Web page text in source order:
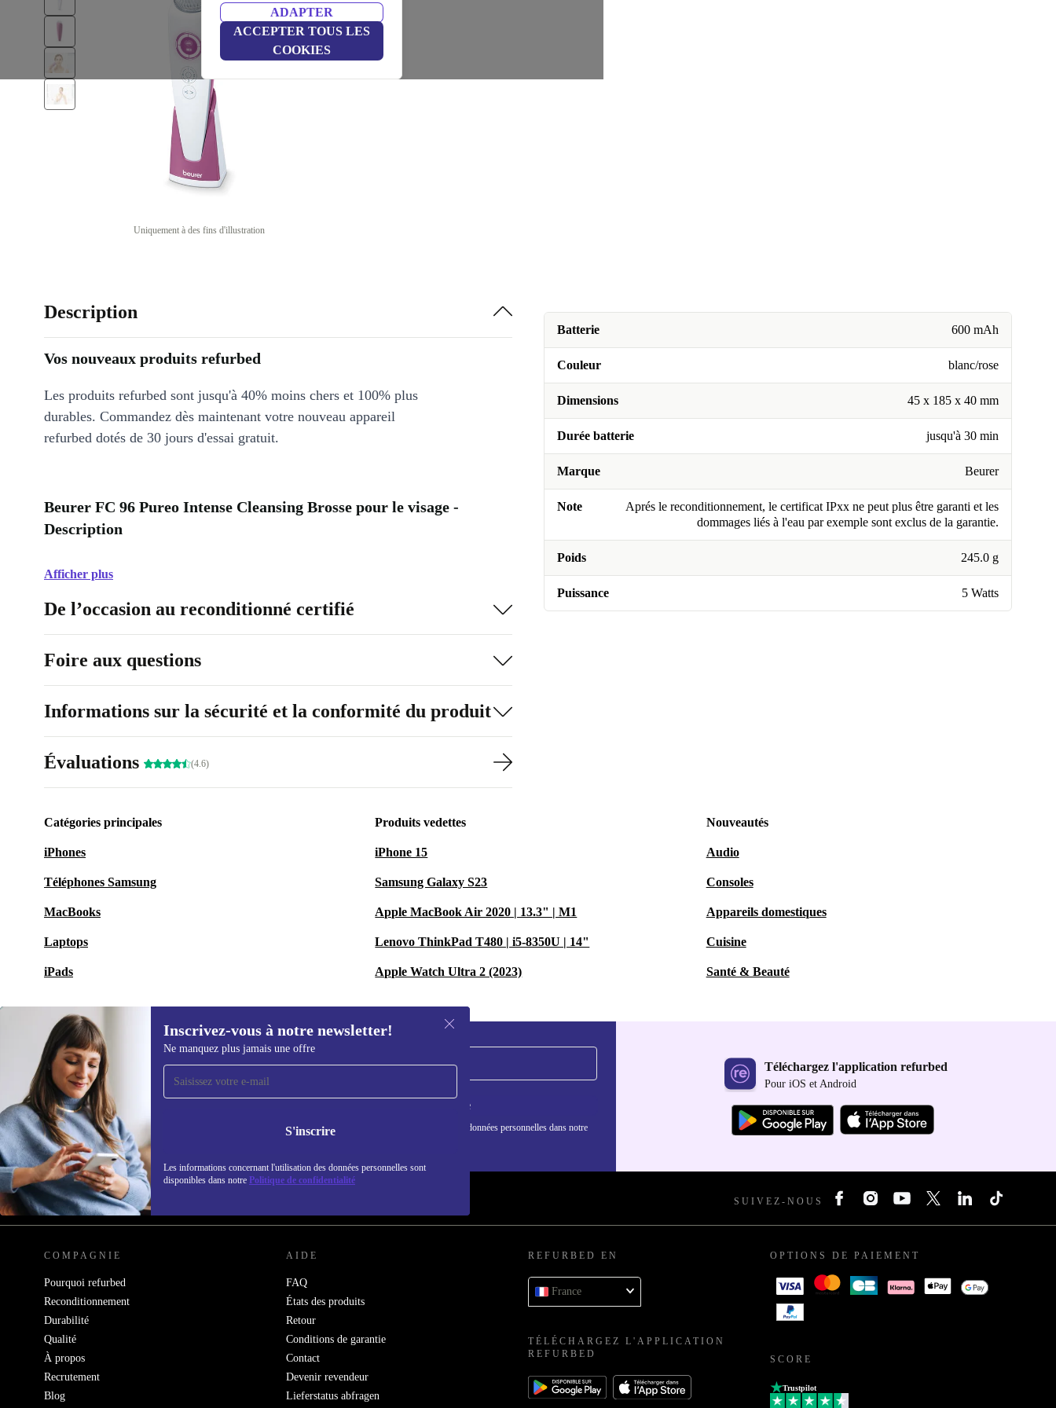
ADAPTER
ACCEPTER TOUS LES
COOKIES
Uniquement à des fins d'illustration
Batterie 600 mAh
Couleur blanc/rose
Dimensions 45 x 185 x 40 mm
Durée batterie jusqu'à 30 min
Marque Beurer
Note
Aprés le reconditionnement, le certificat IPxx ne peut plus être garanti et les
dommages liés à l'eau par exemple sont exclus de la garantie.
Poids 245.0 g
Puissance 5 Watts
Description
Vos nouveaux produits refurbed
Les produits refurbed sont jusqu'à 40% moins chers et 100% plus
durables. Commandez dès maintenant votre nouveau appareil
refurbed dotés de 30 jours d'essai gratuit.
Beurer FC 96 Pureo Intense Cleansing Brosse pour le visage -
Description
Afficher plus
De l’occasion au reconditionné certifié
Foire aux questions
Informations sur la sécurité et la conformité du produit
Évaluations (4.6)
Catégories principales
iPhones
Téléphones Samsung
MacBooks
Laptops
iPads
Produits vedettes
iPhone 15
Samsung Galaxy S23
Apple MacBook Air 2020 | 13.3" | M1
Lenovo ThinkPad T480 | i5-8350U | 14"
Apple Watch Ultra 2 (2023)
Nouveautés
Audio
Consoles
Appareils domestiques
Cuisine
Santé & Beauté
Inscrivez-vous à notre newsletter!
Ne manquez plus jamais une offre
S'inscrire
Les informations concernant l'utilisation des données personnelles sont
disponibles dans notre Politique de confidentialité
Recevoir offres et infos de
refurbed par mail
Ne manquez plus aucune offre.
S'inscrire
Retrouvez les informations sur l'utilisation des données personnelles dans notre
Téléchargez l'application refurbed
Pour iOS et Android
REFURBED FRANCE - RETHINK NEW. SUIVEZ-NOUS
COMPAGNIE
Pourquoi refurbed
Reconditionnement
Durabilité
Qualité
À propos
Recrutement
Blog
AIDE
FAQ
États des produits
Retour
Conditions de garantie
Contact
Devenir revendeur
Lieferstatus abfragen
REFURBED EN
France
TÉLÉCHARGEZ L'APPLICATION
REFURBED
OPTIONS DE PAIEMENT
SCORE
Trustpilot